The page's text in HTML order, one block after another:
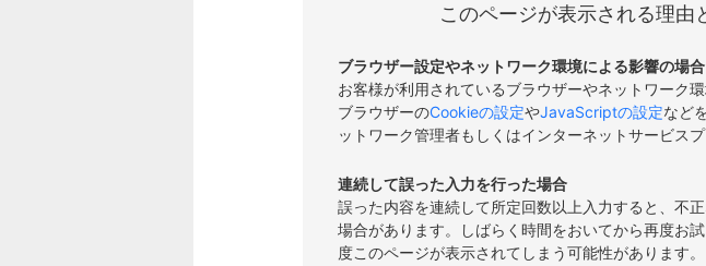
このページが表示される理由
ブラウザー設定やネットワーク環境による影響の場合
お客様が利用されているブラウザーやネットワーク
ブラウザーのCookieの設定やJavaScriptの設定など
ットワーク管理者もしくはインターネットサービス
連続して誤った入力を行った場合
誤った内容を連続して所定回数以上入力すると、不
場合があります。しばらく時間をおいてから再度お
度このページが表示されてしまう可能性があります。